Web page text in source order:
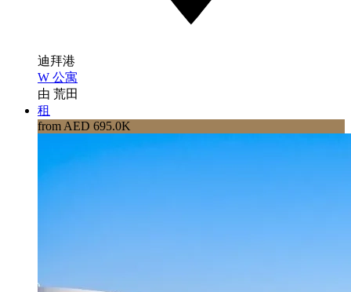
迪拜港
W 公寓
由 荒田
租
from AED 695.0K